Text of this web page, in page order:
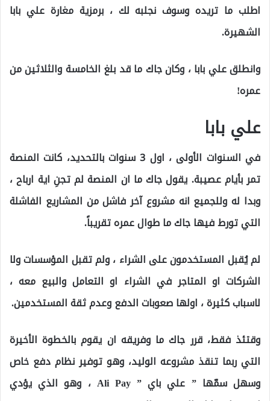
اطلب ما تريده وسوف نجلبه لك ، برمزية مغارة علي بابا
الشهيرة.
وانطلق علي بابا ، وكان جاك ما قد بلغ الخامسة والثلاثين من
عمره!
علي بابا
في السنوات الأولى ، اول 3 سنوات بالتحديد، كانت المنصة
تمر بأيام عصيبة. يقول جاك ما ان المنصة لم تجنِ اية ارباح ،
وبدا له وللجميع انه مشروع آخر فاشل من المشاريع الفاشلة
التي تورط فيها جاك ما طوال عمره تقريباً.
لم يُقبل المستخدمون على الشراء ، ولم تقبل المؤسسات ولا
الشركات او المتاجر في الشراء او التعامل والبيع معه ،
لاسباب كثيرة ، اولها صعوبات الدفع وعدم ثقة المستخدمين.
وقتئذ فقط، قرر جاك ما وفريقه ان يقوم بالخطوة الأخيرة
التي ربما تنقذ مشروعه الوليد، وهو توفير نظام دفع خاص
وسهل سمّها ” علي باي ” Ali Pay ، وهو الذي يؤدي